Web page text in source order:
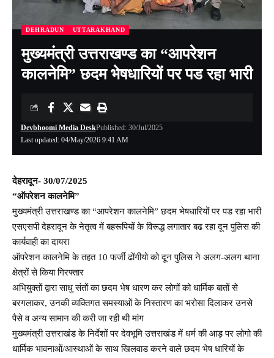
DEHRADUN UTTARAKHAND
मुख्यमंत्री उत्तराखण्ड का “आपरेशन
कालनेमि” छदम भेषधारियों पर पड रहा भारी
Last updated: 04/May/2026 9:41 AM
Devbhoomi Media DeskPublished: 30/Jul/2025
देहरादून- 30/07/2025
“ऑपरेशन कालनेमि”
मुख्यमंत्री उत्तराखण्ड का “आपरेशन कालनेमि” छदम भेषधारियों पर पड रहा भारी
एसएसपी देहरादून के नेतृत्व में बहरूपियों के विरूद्ध लगातार बढ रहा दून पुलिस की
कार्यवाही का दायरा
ऑपरेशन कालनेमि के तहत 10 फर्जी ढोंगीयो को दून पुलिस ने अलग-अलग थाना
क्षेत्रों से किया गिरफ्तार
अभियुक्तों द्वारा साधु संतों का छदम भेष धारण कर लोगों को धार्मिक बातों से
बरगलाकर, उनकी व्यक्तिगत समस्याओं के निस्तारण का भरोसा दिलाकर उनसे
पैसे व अन्य सामान की करी जा रही थी मांग
मुख्यमंत्री उत्तराखंड के निर्देशों पर देवभूमि उत्तराखंड में धर्म की आड़ पर लोगो की
धार्मिक भावनाओं/आस्थाओं के साथ खिलवाड करने वाले छदम भेष धारियों के